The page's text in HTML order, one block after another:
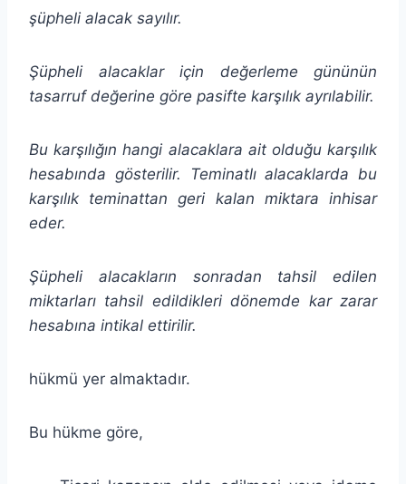
şüpheli alacak sayılır.
Şüpheli alacaklar için değerleme gününün
tasarruf değerine göre pasifte karşılık ayrılabilir.
Bu karşılığın hangi alacaklara ait olduğu karşılık
hesabında gösterilir. Teminatlı alacaklarda bu
karşılık teminattan geri kalan miktara inhisar
eder.
Şüpheli alacakların sonradan tahsil edilen
miktarları tahsil edildikleri dönemde kar zarar
hesabına intikal ettirilir.
hükmü yer almaktadır.
Bu hükme göre,